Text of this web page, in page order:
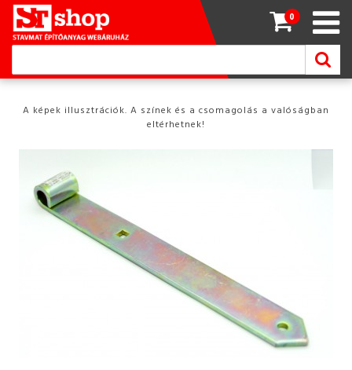
0
A képek illusztrációk. A színek és a csomagolás a valóságban
eltérhetnek!